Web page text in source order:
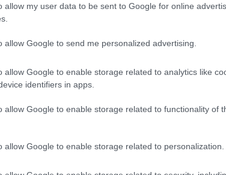
allow my user data to be sent to Google for online
allow Google to send me personalized advertising.
allow Google to enable storage related to analytics like
identifiers in apps.
allow Google to enable storage related to functionality of
allow Google to enable storage related to personalization.
állomásozott, és ott vette meg az első
zenekart alapított néhány katonatársával, és
amely később annyira egyedivé tette.